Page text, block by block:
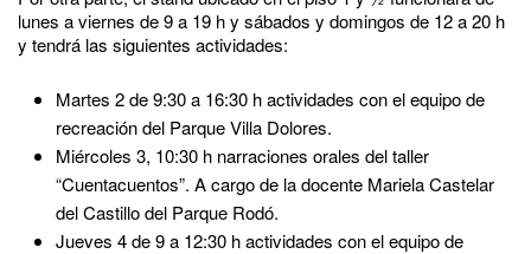
lunes a viernes de 9 a 19 h y sábados y domingos de 12 a 20 h
y tendrá las siguientes actividades:
Martes 2 de 9:30 a 16:30 h actividades con el equipo de
recreación del Parque Villa Dolores.
Miércoles 3, 10:30 h narraciones orales del taller
“Cuentacuentos”. A cargo de la docente Mariela Castelar
del Castillo del Parque Rodó.
Jueves 4 de 9 a 12:30 h actividades con el equipo de